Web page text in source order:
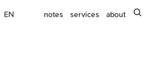
EN notes services about